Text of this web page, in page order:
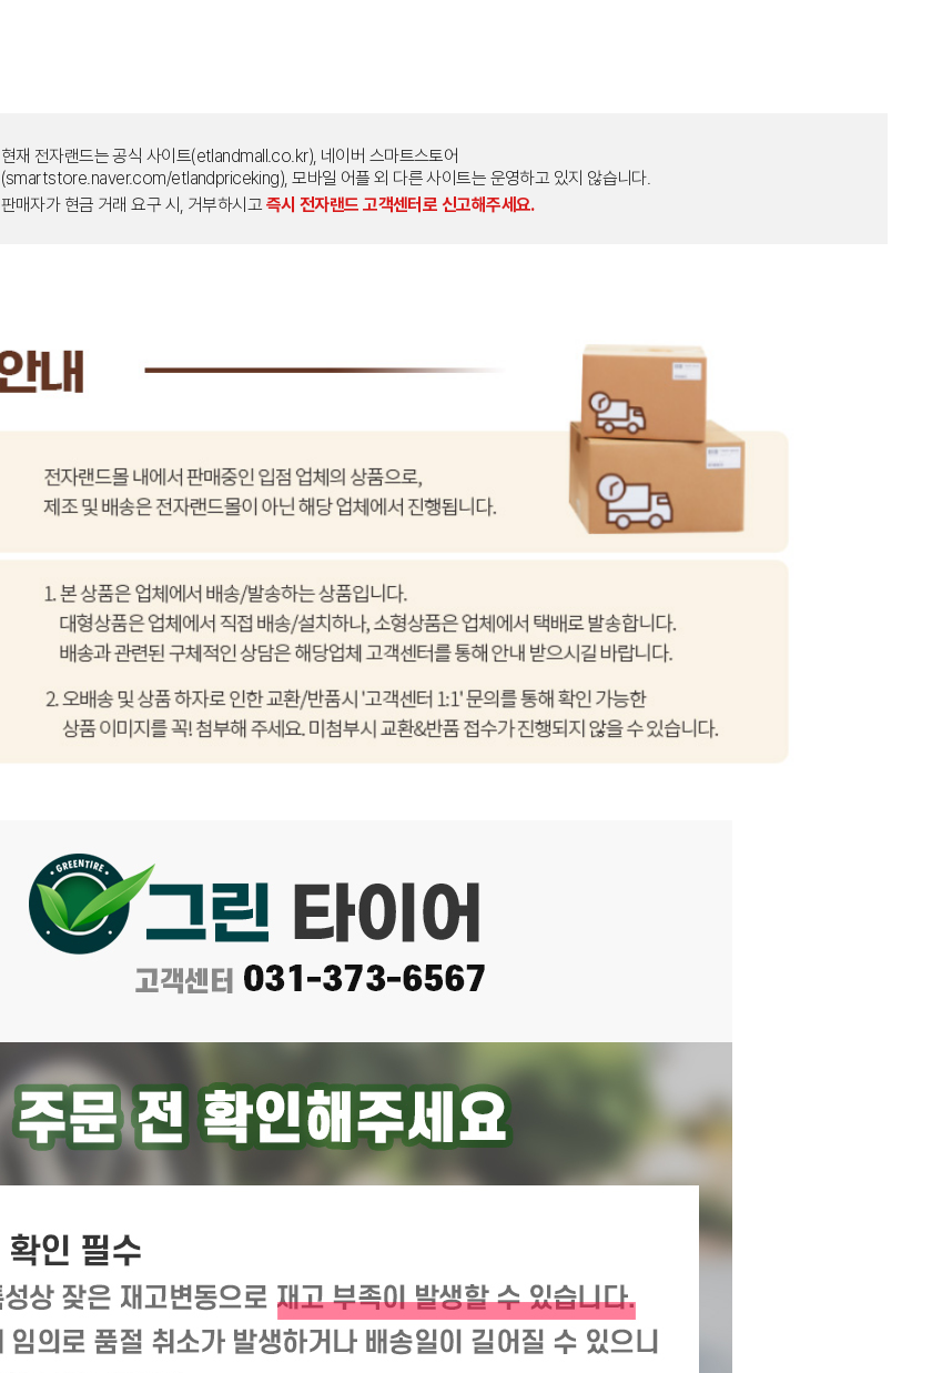
현재 전자랜드는 공식 사이트(etlandmall.co.kr), 네이버 스마트스토어
(smartstore.naver.com/etlandpriceking), 모바일 어플 외 다른 사이트는 운영하고 있지 않습니다.
판매자가 현금 거래 요구 시, 거부하시고 즉시 전자랜드 고객센터로 신고해주세요.